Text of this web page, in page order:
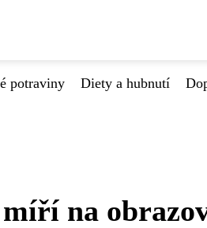
potraviny Diety a hubnutí
na